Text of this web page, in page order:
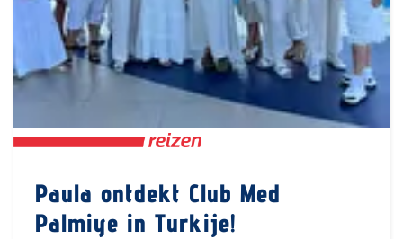
Paula ontdekt Club Med
Palmiye in Turkije!